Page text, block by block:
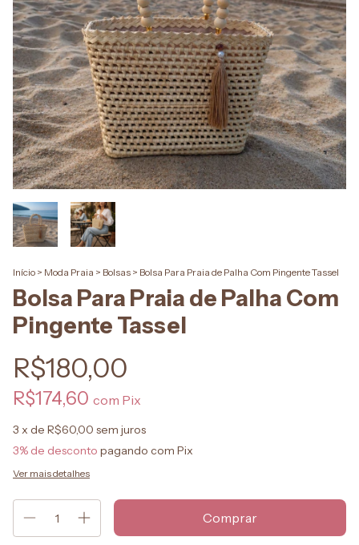
Início > Moda Praia > Bolsas > Bolsa Para Praia de Palha Com Pingente Tassel
Bolsa Para Praia de Palha Com
Pingente Tassel
R$180,00
R$174,60 com Pix
3 x de R$60,00 sem juros
3% de desconto pagando com Pix
Ver mais detalhes